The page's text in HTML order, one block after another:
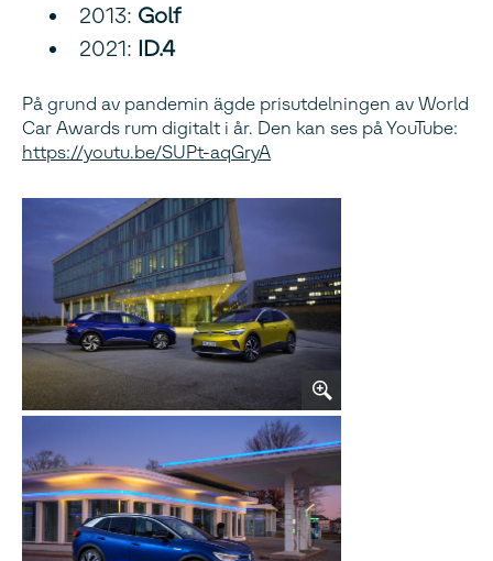
2013: Golf
2021: ID.4
På grund av pandemin ägde prisutdelningen av World
Car Awards rum digitalt i år. Den kan ses på YouTube:
https://youtu.be/SUPt-aqGryA